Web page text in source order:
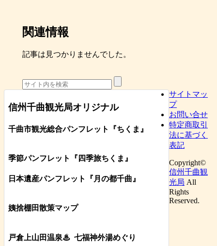
関連情報
記事は見つかりませんでした。
信州千曲観光局オリジナル
千曲市観光総合パンフレット 『ちくま 』
季節パンフレット『四季旅ちくま』
日本遺産パンフレット 『月の都千曲 』
姨捨棚田散策マップ
戸倉上山田温泉♨ 七福神外湯めぐり
サイトマッ
プ
お問い合せ
特定商取引
法に基づく
表記
Copyright©
信州千曲観
光局 All
Rights
Reserved.